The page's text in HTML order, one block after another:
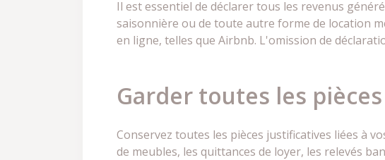
Il est essentiel de déclarer tous les revenus
saisonnière ou de toute autre forme de location
en ligne, telles que Airbnb. L'omission de
Garder toutes les
Conservez toutes les pièces justificatives liées à
de meubles, les quittances de loyer, les relevés